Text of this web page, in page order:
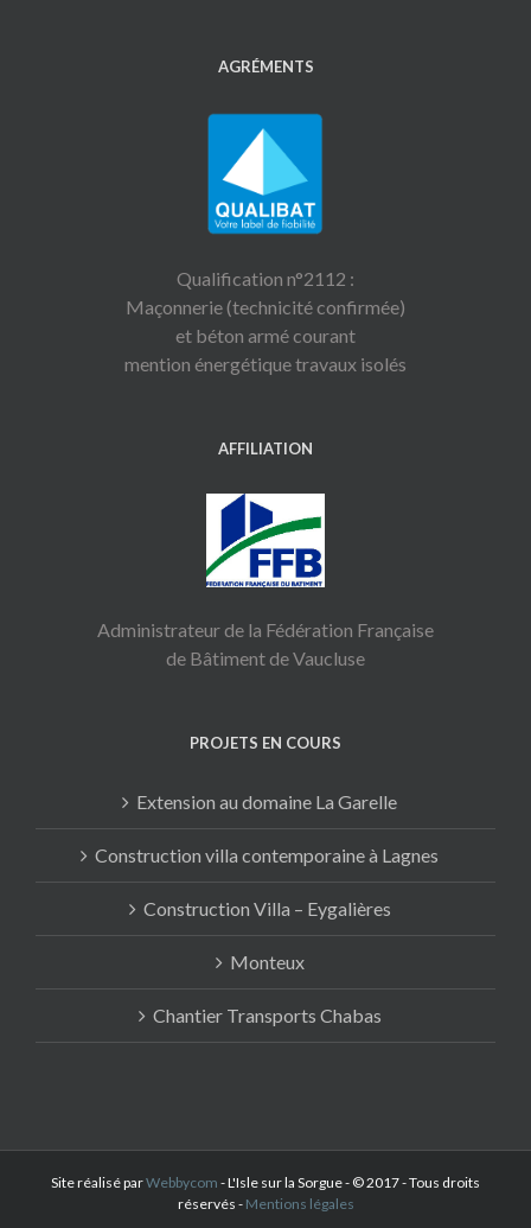
AGRÉMENTS
Qualification n°2112 :
Maçonnerie (technicité confirmée)
et béton armé courant
mention énergétique travaux isolés
AFFILIATION
Administrateur de la Fédération Française
de Bâtiment de Vaucluse
PROJETS EN COURS
Extension au domaine La Garelle
Construction villa contemporaine à Lagnes
Construction Villa – Eygalières
Monteux
Chantier Transports Chabas
Site réalisé parWebbycom - L'Isle sur la Sorgue - © 2017 - Tous droits
réservés - Mentions légales